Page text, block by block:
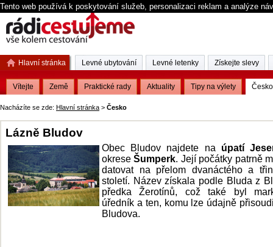
Tento web používá k poskytování služeb, personalizaci reklam a analýze
Nacházíte se zde: Hlavní stránka > Česko
Lázně Bludov
Obec Bludov najdete na úpatí
okreseŠumperk. Její počátky patrně
datovat na přelom dvanáctého a
století. Název získala podle Bluda z
předka Žerotínů, což také byl
úředník a ten, komu lze údajně
Bludova.
Hlavní stránka
Vítejte Země Praktické rady Aktuality Tipy na výlety Česko
Levné ubytování Levné letenky Získejte slevy